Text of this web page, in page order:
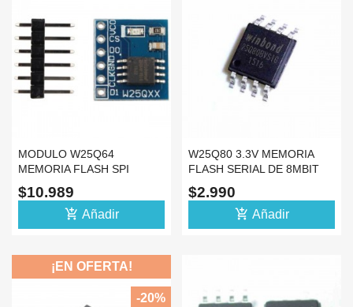
MODULO W25Q64
MEMORIA FLASH SPI
SERIAL 8MBYTE
$10.989
add_shopping_cart Añadir
W25Q80 3.3V MEMORIA
FLASH SERIAL DE 8MBIT
BIOS SPI
$2.990
add_shopping_cart Añadir
¡EN OFERTA!
-20%